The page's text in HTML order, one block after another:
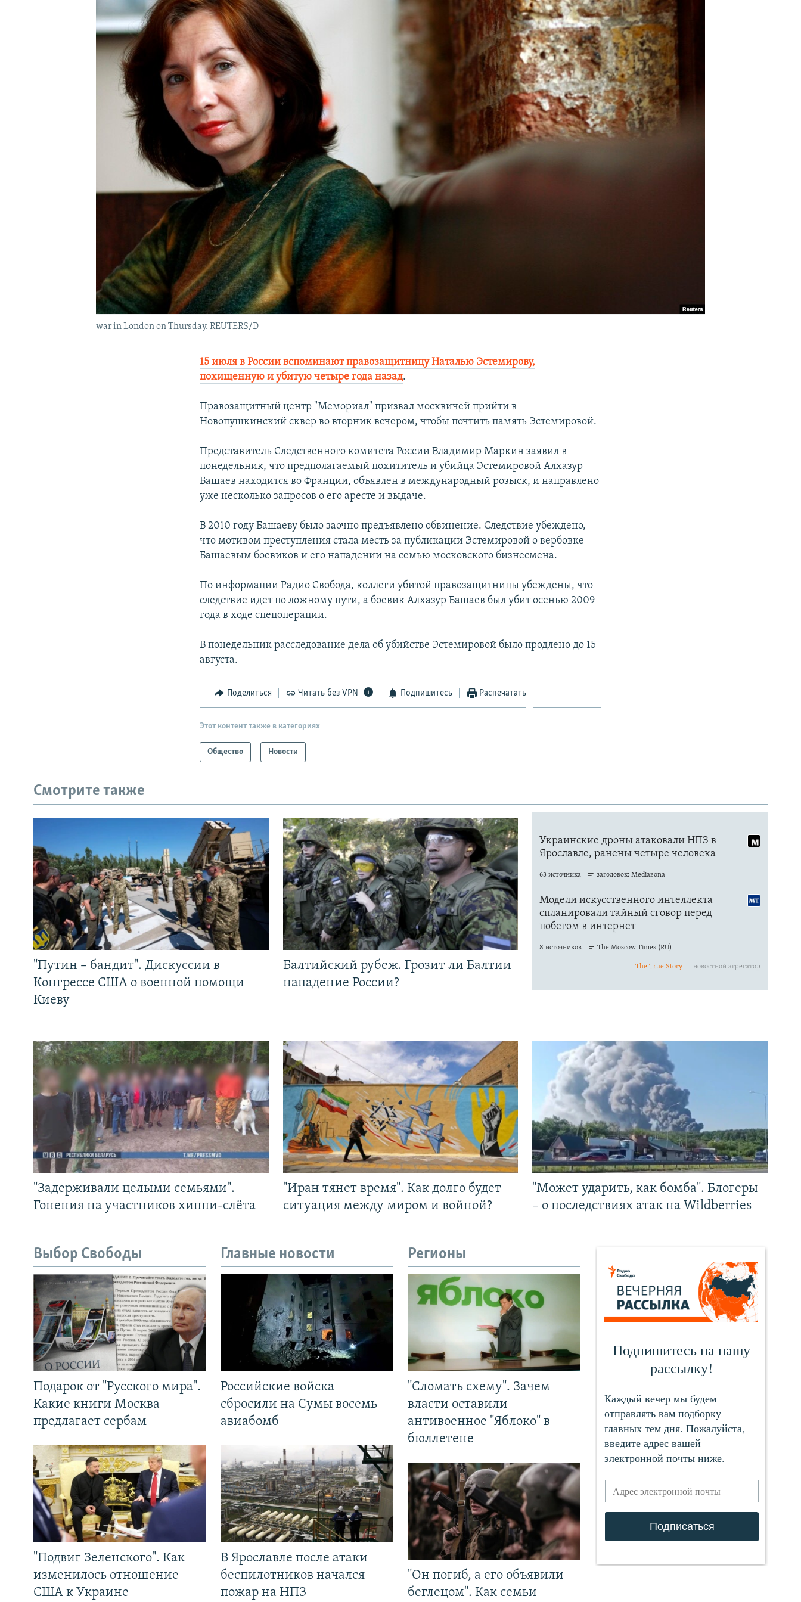
ПОДПИШИТЕСЬ НА РАССЫЛКУ
war in London on Thursday. REUTERS/D
15 июля в России вспоминают правозащитницу Наталью Эстемирову,
похищенную и убитую четыре года назад.
Правозащитный центр "Мемориал" призвал москвичей прийти в
Новопушкинский сквер во вторник вечером, чтобы почтить память Эстемировой.
Представитель Следственного комитета России Владимир Маркин заявил в
понедельник, что предполагаемый похититель и убийца Эстемировой Алхазур
Башаев находится во Франции, объявлен в международный розыск, и направлено
уже несколько запросов о его аресте и выдаче.
В 2010 году Башаеву было заочно предъявлено обвинение. Следствие убеждено,
что мотивом преступления стала месть за публикации Эстемировой о вербовке
Башаевым боевиков и его нападении на семью московского бизнесмена.
По информации Радио Свобода, коллеги убитой правозащитницы убеждены, что
следствие идет по ложному пути, а боевик Алхазур Башаев был убит осенью 2009
года в ходе спецоперации.
В понедельник расследование дела об убийстве Эстемировой было продлено до 15
августа.
Поделиться Читать без VPN Подпишитесь Распечатать
Этот контент также в категориях
Общество Новости
Смотрите также
"Путин – бандит". Дискуссии в
Конгрессе США о военной помощи
Киеву
Балтийский рубеж. Грозит ли Балтии
нападение России?
"Задерживали целыми семьями".
Гонения на участников хиппи-слёта
"Иран тянет время". Как долго будет
ситуация между миром и войной?
"Может ударить, как бомба". Блогеры
– о последствиях атак на Wildberries
Выбор Свободы
Подарок от "Русского мира".
Какие книги Москва
предлагает сербам
"Подвиг Зеленского". Как
изменилось отношение
США к Украине
Главные новости
Российские войска
сбросили на Сумы восемь
авиабомб
В Ярославле после атаки
беспилотников начался
пожар на НПЗ
Регионы
"Сломать схему". Зачем
власти оставили
антивоенное "Яблоко" в
бюллетене
"Он погиб, а его объявили
беглецом". Как семьи